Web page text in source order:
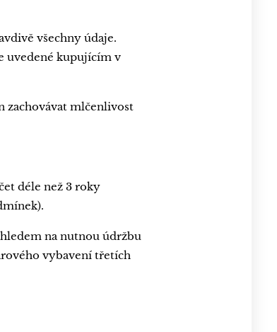
všechny údaje.
uvedené kupujícím v
zachovávat mlčenlivost
déle než 3 roky
na nutnou údržbu
vybavení třetích